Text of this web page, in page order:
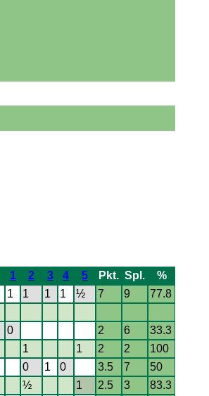
1 2 3 4 5 Pkt. Spl.
%
1 1 1 1 ½ 7 9
77.8
0 2 6
33.3
1 1 2 2
100
0 1 0 3.5 7
50
½ 1 2.5 3
83.3